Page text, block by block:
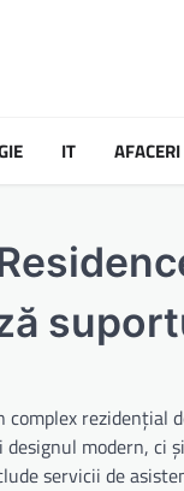
IT AFACERI
complex rezidențial
modern, ci
servicii de